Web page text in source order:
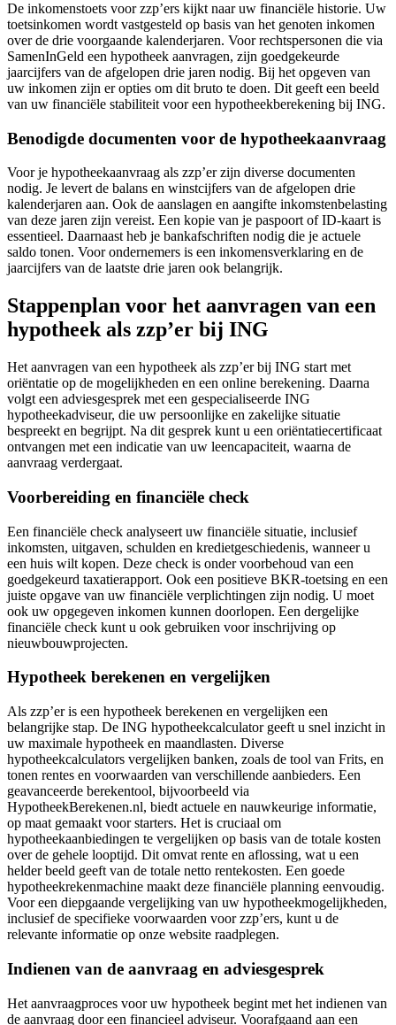
De inkomenstoets voor zzp’ers kijkt naar uw financiële historie. Uw
toetsinkomen wordt vastgesteld op basis van het genoten inkomen
over de drie voorgaande kalenderjaren. Voor rechtspersonen die via
SamenInGeld een hypotheek aanvragen, zijn goedgekeurde
jaarcijfers van de afgelopen drie jaren nodig. Bij het opgeven van
uw inkomen zijn er opties om dit bruto te doen. Dit geeft een beeld
van uw financiële stabiliteit voor een hypotheekberekening bij ING.
Benodigde documenten voor de hypotheekaanvraag
Voor je hypotheekaanvraag als zzp’er zijn diverse documenten
nodig. Je levert de balans en winstcijfers van de afgelopen drie
kalenderjaren aan. Ook de aanslagen en aangifte inkomstenbelasting
van deze jaren zijn vereist. Een kopie van je paspoort of ID-kaart is
essentieel. Daarnaast heb je bankafschriften nodig die je actuele
saldo tonen. Voor ondernemers is een inkomensverklaring en de
jaarcijfers van de laatste drie jaren ook belangrijk.
Stappenplan voor het aanvragen van een
hypotheek als zzp’er bij ING
Het aanvragen van een hypotheek als zzp’er bij ING start met
oriëntatie op de mogelijkheden en een online berekening. Daarna
volgt een adviesgesprek met een gespecialiseerde ING
hypotheekadviseur, die uw persoonlijke en zakelijke situatie
bespreekt en begrijpt. Na dit gesprek kunt u een oriëntatiecertificaat
ontvangen met een indicatie van uw leencapaciteit, waarna de
aanvraag verdergaat.
Voorbereiding en financiële check
Een financiële check analyseert uw financiële situatie, inclusief
inkomsten, uitgaven, schulden en kredietgeschiedenis, wanneer u
een huis wilt kopen. Deze check is onder voorbehoud van een
goedgekeurd taxatierapport. Ook een positieve BKR-toetsing en een
juiste opgave van uw financiële verplichtingen zijn nodig. U moet
ook uw opgegeven inkomen kunnen doorlopen. Een dergelijke
financiële check kunt u ook gebruiken voor inschrijving op
nieuwbouwprojecten.
Hypotheek berekenen en vergelijken
Als zzp’er is een hypotheek berekenen en vergelijken een
belangrijke stap. De ING hypotheekcalculator geeft u snel inzicht in
uw maximale hypotheek en maandlasten. Diverse
hypotheekcalculators vergelijken banken, zoals de tool van Frits, en
tonen rentes en voorwaarden van verschillende aanbieders. Een
geavanceerde berekentool, bijvoorbeeld via
HypotheekBerekenen.nl, biedt actuele en nauwkeurige informatie,
op maat gemaakt voor starters. Het is cruciaal om
hypotheekaanbiedingen te vergelijken op basis van de totale kosten
over de gehele looptijd. Dit omvat rente en aflossing, wat u een
helder beeld geeft van de totale netto rentekosten. Een goede
hypotheekrekenmachine maakt deze financiële planning eenvoudig.
Voor een diepgaande vergelijking van uw hypotheekmogelijkheden,
inclusief de specifieke voorwaarden voor zzp’ers, kunt u de
relevante informatie op onze website raadplegen.
Indienen van de aanvraag en adviesgesprek
Het aanvraagproces voor uw hypotheek begint met het indienen van
de aanvraag door een financieel adviseur. Voorafgaand aan een